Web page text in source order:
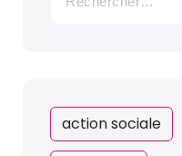
action sociale